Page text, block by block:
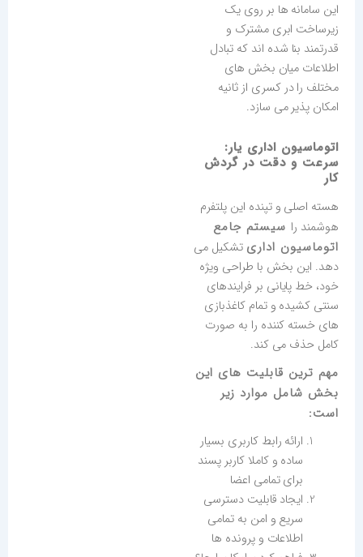
این سامانه ها بر روی یک
زیرساخت ابری مشترک و
قدرتمند بنا شده اند که تبادل
اطلاعات میان بخش های
مختلف را در کسری از ثانیه
امکان پذیر می سازد.
اتوماسیون اداری یار:
سرعت و دقت در گردش
کار
هسته اصلی و تپنده این پلتفرم
هوشمند را سیستم جامع
اتوماسیون اداری تشکیل می
دهد. این بخش با طراحی ویژه
خود، خط پایانی بر فرایندهای
سنتی کشیده و تمام کاغذبازی
های خسته کننده را به صورت
کامل حذف می کند.
مهم ترین قابلیت های این
بخش شامل موارد زیر
است:
ارائه رابط کاربری بسیار
ساده و کاملا کاربر پسند
برای تمامی اعضا
ایجاد قابلیت دسترسی
سریع و امن به تمامی
اطلاعات و پرونده ها